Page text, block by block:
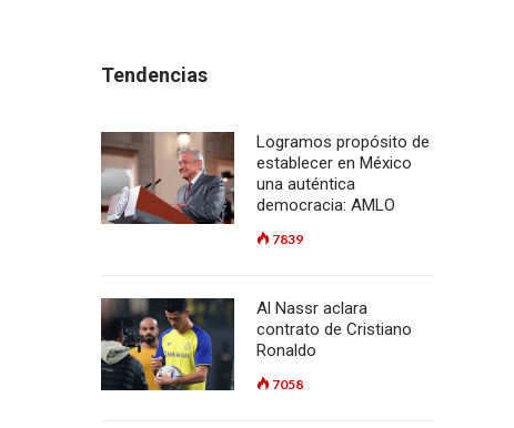
Tendencias
Logramos propósito de
establecer en México
una auténtica
democracia: AMLO
7839
Al Nassr aclara
contrato de Cristiano
Ronaldo
7058